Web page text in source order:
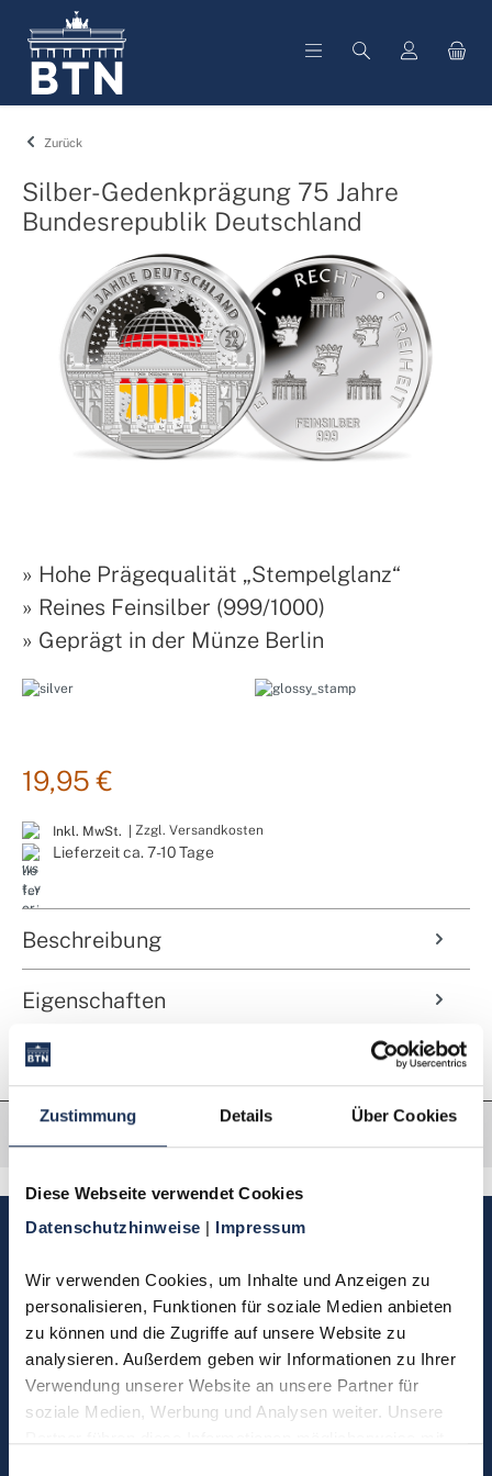
Zustimmung Details Über Cookies
Diese Webseite verwendet Cookies
Datenschutzhinweise | Impressum
Wir verwenden Cookies, um Inhalte und Anzeigen zu
personalisieren, Funktionen für soziale Medien anbieten
zu können und die Zugriffe auf unsere Website zu
analysieren. Außerdem geben wir Informationen zu Ihrer
Verwendung unserer Website an unsere Partner für
soziale Medien, Werbung und Analysen weiter. Unsere
springen
Zurück
Silber-Gedenkprägung 75 Jahre
Bundesrepublik Deutschland
» Hohe Prägequalität „Stempelglanz“
» Reines Feinsilber (999/1000)
» Geprägt in der Münze Berlin
19,95 €
Inkl. MwSt. | Zzgl. Versandkosten
Lieferzeit ca. 7-10 Tage
Beschreibung
Eigenschaften
Sie haben Fragen, möchten
Bestellung zurücksenden?
Kontakt